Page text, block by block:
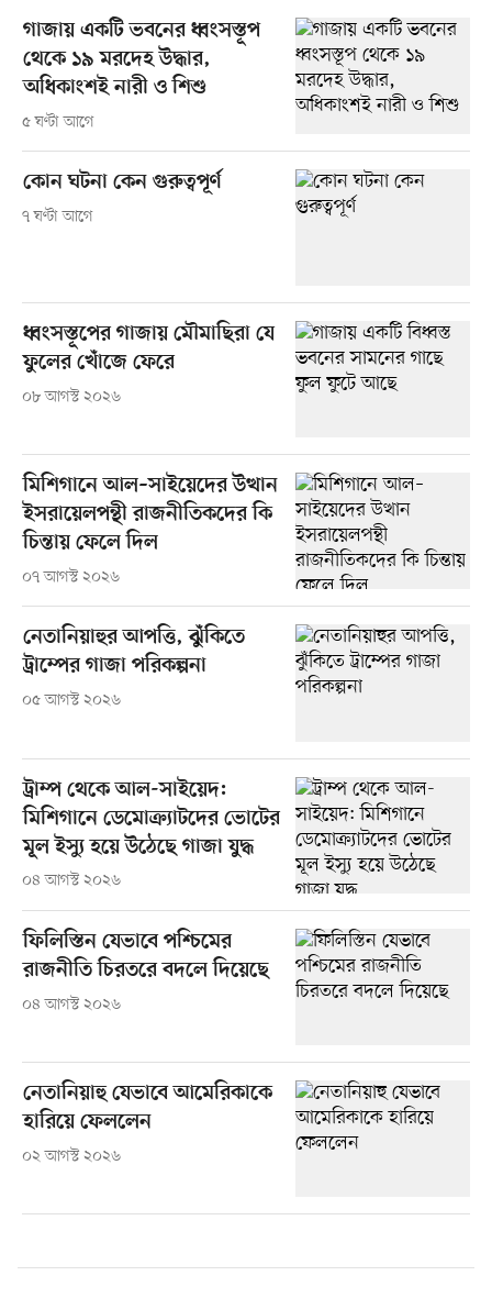
গাজায় একটি ভবনের ধ্বংসস্তূপ
থেকে ১৯ মরদেহ উদ্ধার,
অধিকাংশই নারী ও শিশু
৫ ঘণ্টা আগে
কোন ঘটনা কেন গুরুত্বপূর্ণ
৭ ঘণ্টা আগে
ধ্বংসস্তূপের গাজায় মৌমাছিরা যে
ফুলের খোঁজে ফেরে
০৮ আগস্ট ২০২৬
মিশিগানে আল–সাইয়েদের উত্থান
ইসরায়েলপন্থী রাজনীতিকদের কি
চিন্তায় ফেলে দিল
০৭ আগস্ট ২০২৬
নেতানিয়াহুর আপত্তি, ঝুঁকিতে
ট্রাম্পের গাজা পরিকল্পনা
০৫ আগস্ট ২০২৬
ট্রাম্প থেকে আল-সাইয়েদ:
মিশিগানে ডেমোক্র্যাটদের ভোটের
মূল ইস্যু হয়ে উঠেছে গাজা যুদ্ধ
০৪ আগস্ট ২০২৬
ফিলিস্তিন যেভাবে পশ্চিমের
রাজনীতি চিরতরে বদলে দিয়েছে
০৪ আগস্ট ২০২৬
নেতানিয়াহু যেভাবে আমেরিকাকে
হারিয়ে ফেললেন
০২ আগস্ট ২০২৬